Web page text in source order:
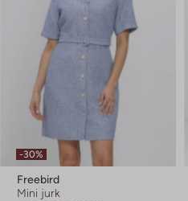
-30%
Freebird
Mini jurk